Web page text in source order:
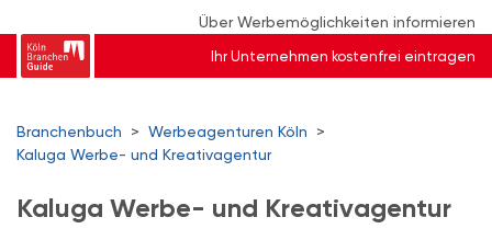
Über Werbemöglichkeiten informieren
Ihr Unternehmen kostenfrei eintragen
Branchenbuch > Werbeagenturen Köln
>
Kaluga Werbe- und Kreativagentur
Kaluga Werbe- und Kreativagentur